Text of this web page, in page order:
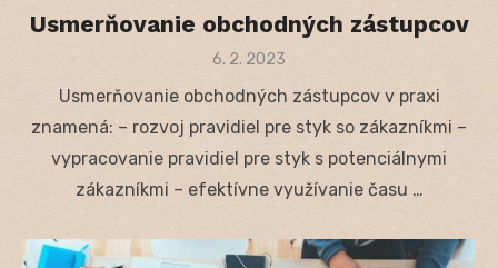
Usmerňovanie obchodných zástupcov
Posted
6. 2. 2023
Usmerňovanie obchodných zástupcov v praxi
znamená: – rozvoj pravidiel pre styk so zákazníkmi –
vypracovanie pravidiel pre styk s potenciálnymi
zákazníkmi – efektívne využívanie času …